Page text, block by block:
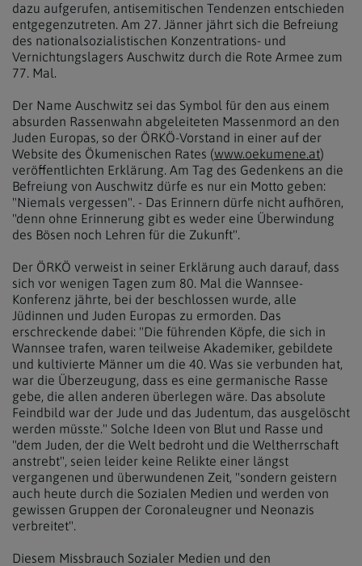
dazu aufgerufen, antisemitischen Tendenzen entschieden
entgegenzutreten. Am 27. Jänner jährt sich die Befreiung
des nationalsozialistischen Konzentrations- und
Vernichtungslagers Auschwitz durch die Rote Armee zum
77. Mal.
Der Name Auschwitz sei das Symbol für den aus einem
absurden Rassenwahn abgeleiteten Massenmord an den
Juden Europas, so der ÖRKÖ-Vorstand in einer auf der
Website des Ökumenischen Rates (www.oekumene.at)
veröffentlichten Erklärung. Am Tag des Gedenkens an die
Befreiung von Auschwitz dürfe es nur ein Motto geben:
"Niemals vergessen". - Das Erinnern dürfe nicht aufhören,
"denn ohne Erinnerung gibt es weder eine Überwindung
des Bösen noch Lehren für die Zukunft".
Der ÖRKÖ verweist in seiner Erklärung auch darauf, dass
sich vor wenigen Tagen zum 80. Mal die Wannsee-
Konferenz jährte, bei der beschlossen wurde, alle
Jüdinnen und Juden Europas zu ermorden. Das
erschreckende dabei: "Die führenden Köpfe, die sich in
Wannsee trafen, waren teilweise Akademiker, gebildete
und kultivierte Männer um die 40. Was sie verbunden hat,
war die Überzeugung, dass es eine germanische Rasse
gebe, die allen anderen überlegen wäre. Das absolute
Feindbild war der Jude und das Judentum, das ausgelöscht
werden müsste." Solche Ideen von Blut und Rasse und
"dem Juden, der die Welt bedroht und die Weltherrschaft
anstrebt", seien leider keine Relikte einer längst
vergangenen und überwundenen Zeit, "sondern geistern
auch heute durch die Sozialen Medien und werden von
gewissen Gruppen der Coronaleugner und Neonazis
verbreitet".
Diesem Missbrauch Sozialer Medien und den